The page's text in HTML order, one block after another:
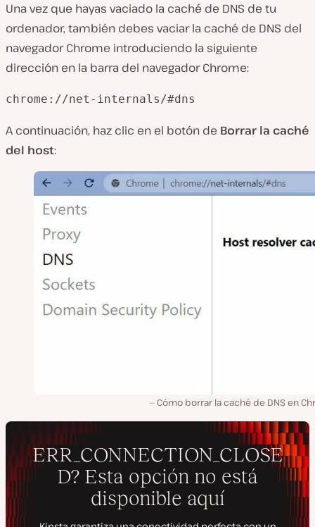
Una vez que hayas vaciado la caché de DNS de tu
ordenador, también debes vaciar la caché de DNS del
navegador Chrome introduciendo la siguiente
dirección en la barra del navegador Chrome:
chrome://net-internals/#dns
A continuación, haz clic en el botón de Borrar la caché
del host:
Cómo borrar la caché de DNS en